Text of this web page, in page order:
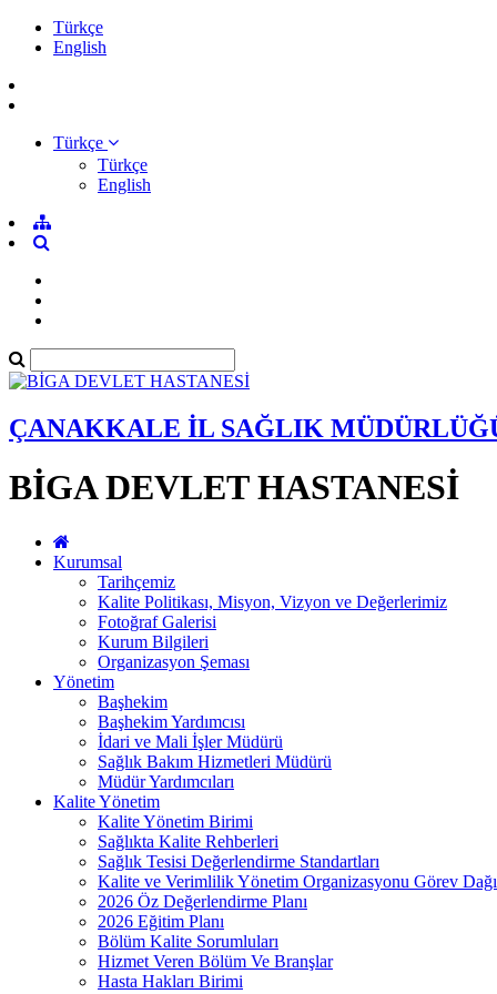
Türkçe
English
Türkçe
Türkçe
English
ÇANAKKALE İL SAĞLIK
BİGA DEVLET HASTANESİ
Kurumsal
Tarihçemiz
Kalite Politikası, Misyon, Vizyon ve Değerlerimiz
Fotoğraf Galerisi
Kurum Bilgileri
Organizasyon Şeması
Yönetim
Başhekim
Başhekim Yardımcısı
İdari ve Mali İşler Müdürü
Sağlık Bakım Hizmetleri Müdürü
Müdür Yardımcıları
Kalite Yönetim
Kalite Yönetim Birimi
Sağlıkta Kalite Rehberleri
Sağlık Tesisi Değerlendirme Standartları
Kalite ve Verimlilik Yönetim Organizasyonu Görev
2026 Öz Değerlendirme Planı
2026 Eğitim Planı
Bölüm Kalite Sorumluları
Hizmet Veren Bölüm Ve Branşlar
Hasta Hakları Birimi